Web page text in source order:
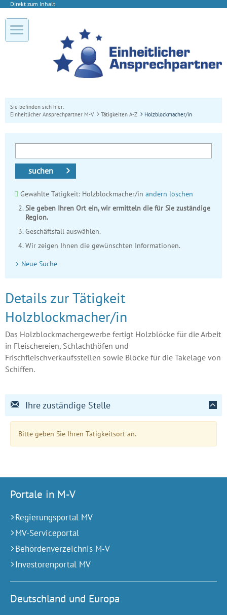
Direkt zum Inhalt
Sie befinden sich hier:
Einheitlicher Ansprechpartner M-V
Tätigkeiten A-Z Holzblockmacher/in
suchen
Gewählte Tätigkeit: Holzblockmacher/in ändern löschen
Sie geben Ihren Ort ein, wir ermitteln die für Sie zuständige
Region.
Geschäftsfall auswählen.
Wir zeigen Ihnen die gewünschten Informationen.
Neue Suche
Details zur Tätigkeit
Holzblockmacher/in
Das Holzblockmachergewerbe fertigt Holzblöcke für die Arbeit
in Fleischereien, Schlachthöfen und
Frischfleischverkaufsstellen sowie Blöcke für die Takelage von
Schiffen.
Ihre zuständige Stelle
Bitte geben Sie Ihren Tätigkeitsort an.
Portale in M-V
Regierungsportal MV
MV-Serviceportal
Behördenverzeichnis M-V
Investorenportal MV
Deutschland und Europa